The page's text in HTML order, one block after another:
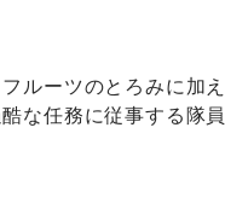
ルーツのとろみに加え
な任務に従事する隊員